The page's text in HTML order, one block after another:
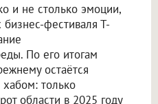
и не столько эмоции,
фестиваля Т-
По его итогам
остаётся
только
области в 2025 году